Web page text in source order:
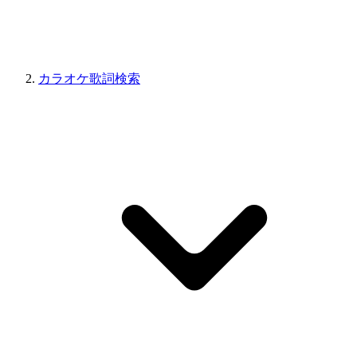
カラオケ歌詞検索